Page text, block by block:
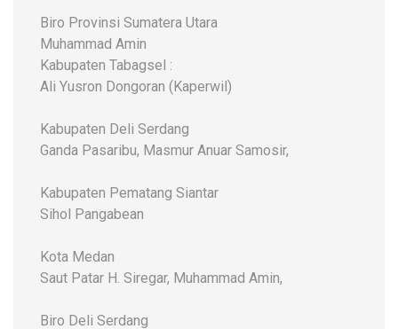
Biro Provinsi Sumatera Utara
Muhammad Amin
Kabupaten Tabagsel :
Ali Yusron Dongoran (Kaperwil)
Kabupaten Deli Serdang
Ganda Pasaribu, Masmur Anuar Samosir,
Kabupaten Pematang Siantar
Sihol Pangabean
Kota Medan
Saut Patar H. Siregar, Muhammad Amin,
Biro Deli Serdang